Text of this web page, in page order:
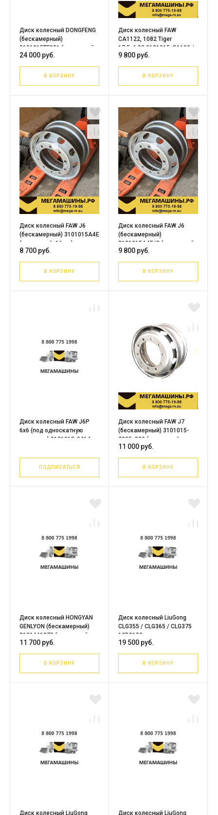
Диск колесный DONGFENG
(бескамерный)
3101015TF081 (усиленный,
16мм)
24 000 руб.
В КОРЗИНУ
Диск колесный FAW
CA1122, 1082 Tiger
17,5х6,00 3101015-Q1190 /
Оригинал
9 800 руб.
В КОРЗИНУ
Диск колесный FAW J6
(бескамерный) 3101015A4E
(усиленный, 16мм)
8 700 руб.
В КОРЗИНУ
Диск колесный FAW J6
(бескамерный)
3101015A4E/C (усиленный,
18мм) /JST
9 800 руб.
В КОРЗИНУ
Диск колесный FAW J6P
6x6 (под односкатную
ошиновку) 3101015-941A-
ПОДПИСАТЬСЯ
Диск колесный FAW J7
(бескамерный) 3101015-
2005-C00 (усиленный,
16мм)
11 000 руб.
В КОРЗИНУ
Диск колесный HONGYAN
GENLYON (бескамерный)
3101441070 (усиленный,
16мм)
11 700 руб.
В КОРЗИНУ
Диск колесный LiuGong
CLG355 / CLG365 / CLG375
12D0130
19 500 руб.
В КОРЗИНУ
Диск колесный LiuGong Диск колесный LiuGong